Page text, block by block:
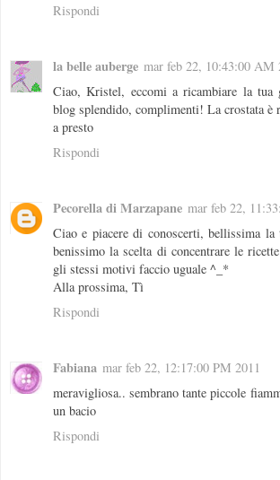
Rispondi
la belle auberge mar feb 22, 10:43:00 AM
Ciao, Kristel, eccomi a ricambiare la
blog splendido, complimenti! La crostata è
a presto
Rispondi
Pecorella di Marzapane mar feb 22,
Ciao e piacere di conoscerti, bellissima la
benissimo la scelta di concentrare le
gli stessi motivi faccio uguale ^_*
Alla prossima, Tì
Rispondi
Fabiana mar feb 22, 12:17:00 PM 2011
meravigliosa.. sembrano tante piccole
un bacio
Rispondi